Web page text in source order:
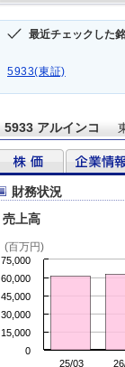
最近チェックした
5933(東証)
5933 アルインコ